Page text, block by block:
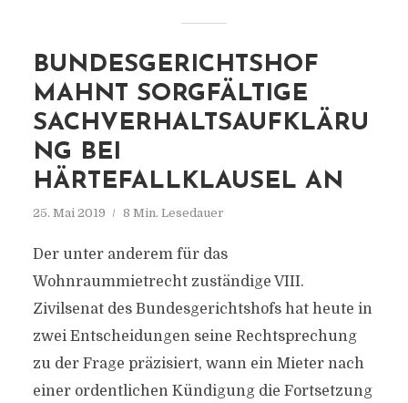
BUNDESGERICHTSHOF
MAHNT SORGFÄLTIGE
SACHVERHALTSAUFKLÄRU
NG BEI
HÄRTEFALLKLAUSEL AN
25. Mai 2019 8 Min. Lesedauer
Der unter anderem für das
Wohnraummietrecht zuständige VIII.
Zivilsenat des Bundesgerichtshofs hat heute in
zwei Entscheidungen seine Rechtsprechung
zu der Frage präzisiert, wann ein Mieter nach
einer ordentlichen Kündigung die Fortsetzung